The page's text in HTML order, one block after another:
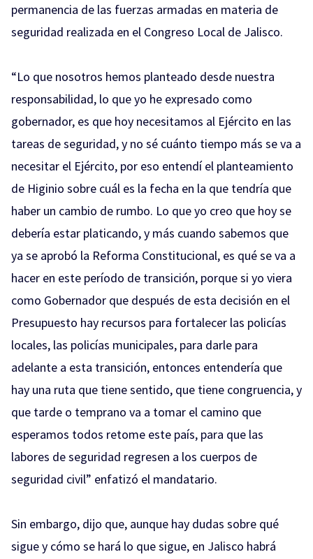
permanencia de las fuerzas armadas en materia de
seguridad realizada en el Congreso Local de Jalisco.
“Lo que nosotros hemos planteado desde nuestra
responsabilidad, lo que yo he expresado como
gobernador, es que hoy necesitamos al Ejército en las
tareas de seguridad, y no sé cuánto tiempo más se va a
necesitar el Ejército, por eso entendí el planteamiento
de Higinio sobre cuál es la fecha en la que tendría que
haber un cambio de rumbo. Lo que yo creo que hoy se
debería estar platicando, y más cuando sabemos que
ya se aprobó la Reforma Constitucional, es qué se va a
hacer en este período de transición, porque si yo viera
como Gobernador que después de esta decisión en el
Presupuesto hay recursos para fortalecer las policías
locales, las policías municipales, para darle para
adelante a esta transición, entonces entendería que
hay una ruta que tiene sentido, que tiene congruencia, y
que tarde o temprano va a tomar el camino que
esperamos todos retome este país, para que las
labores de seguridad regresen a los cuerpos de
seguridad civil” enfatizó el mandatario.
Sin embargo, dijo que, aunque hay dudas sobre qué
sigue y cómo se hará lo que sigue, en Jalisco habrá